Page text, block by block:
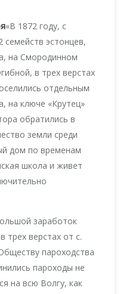
«В 1872 году, с
семейств эстонцев,
на Смородинном
в трех верстах
отдельным
на ключе «Крутец»
обратились в
земли среди
дом по временам
школа и живет
заработок
трех верстах от с.
пароходства
пароходы не
на всю Волгу, как